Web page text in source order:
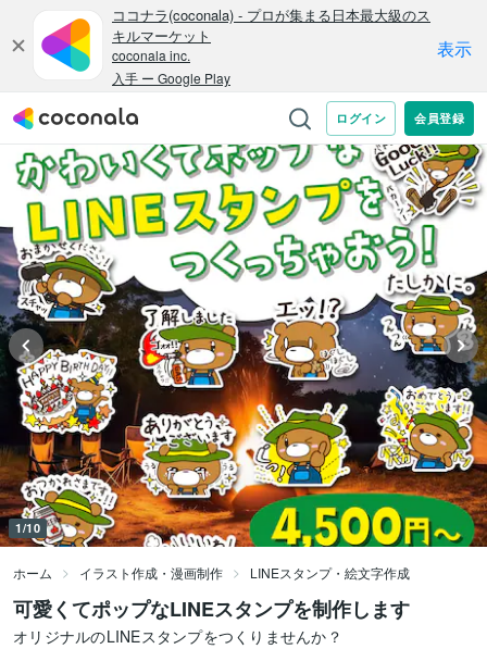
1/10
ホーム イラスト作成・漫画制作 LINEスタンプ・絵文字作成
可愛くてポップなLINEスタンプを制作します
オリジナルのLINEスタンプをつくりませんか？